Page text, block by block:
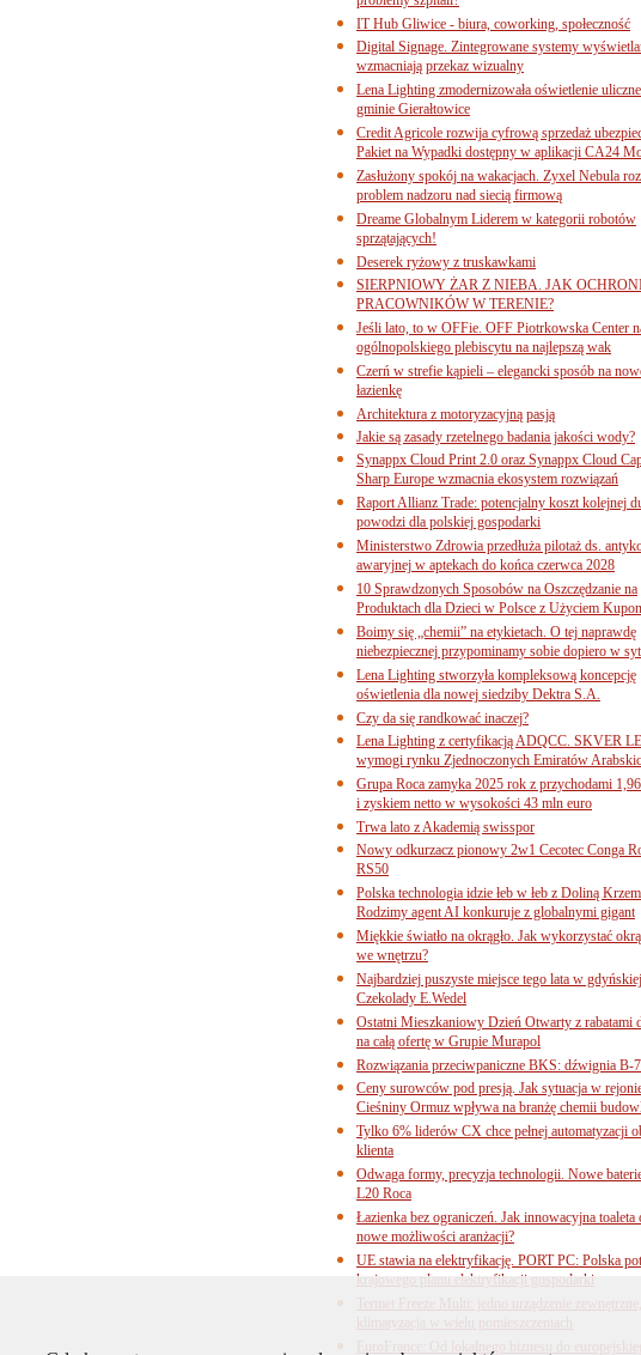
IT Hub Gliwice - biura, coworking, społeczność
Digital Signage. Zintegrowane systemy
wzmacniają przekaz wizualny
Lena Lighting zmodernizowała oświetlenie
gminie Gierałtowice
Credit Agricole rozwija cyfrową sprzedaż
Pakiet na Wypadki dostępny w aplikacji CA24
Zasłużony spokój na wakacjach. Zyxel Nebula
problem nadzoru nad siecią firmową
Dreame Globalnym Liderem w kategorii robotów
sprzątających!
Deserek ryżowy z truskawkami
SIERPNIOWY ŻAR Z NIEBA. JAK
PRACOWNIKÓW W TERENIE?
Jeśli lato, to w OFFie. OFF Piotrkowska Center
ogólnopolskiego plebiscytu na najlepszą wak
Czerń w strefie kąpieli – elegancki sposób na
łazienkę
Architektura z motoryzacyjną pasją
Jakie są zasady rzetelnego badania jakości wody?
Synappx Cloud Print 2.0 oraz Synappx Cloud
Sharp Europe wzmacnia ekosystem rozwiązań
Raport Allianz Trade: potencjalny koszt kolejnej
powodzi dla polskiej gospodarki
Ministerstwo Zdrowia przedłuża pilotaż ds.
awaryjnej w aptekach do końca czerwca 2028
10 Sprawdzonych Sposobów na Oszczędzanie na
Produktach dla Dzieci w Polsce z Użyciem
Boimy się „chemii” na etykietach. O tej naprawdę
niebezpiecznej przypominamy sobie dopiero w
Lena Lighting stworzyła kompleksową koncepcję
oświetlenia dla nowej siedziby Dektra S.A.
Czy da się randkować inaczej?
Lena Lighting z certyfikacją ADQCC. SKVER
wymogi rynku Zjednoczonych Emiratów
Grupa Roca zamyka 2025 rok z przychodami
i zyskiem netto w wysokości 43 mln euro
Trwa lato z Akademią swisspor
Nowy odkurzacz pionowy 2w1 Cecotec Conga
RS50
Polska technologia idzie łeb w łeb z Doliną
Rodzimy agent AI konkuruje z globalnymi gigant
Miękkie światło na okrągło. Jak wykorzystać
we wnętrzu?
Najbardziej puszyste miejsce tego lata w
Czekolady E.Wedel
Ostatni Mieszkaniowy Dzień Otwarty z rabatami
na całą ofertę w Grupie Murapol
Rozwiązania przeciwpaniczne BKS: dźwignia B-
Ceny surowców pod presją. Jak sytuacja w
Cieśniny Ormuz wpływa na branżę chemii
Tylko 6% liderów CX chce pełnej automatyzacji
klienta
Odwaga formy, precyzja technologii. Nowe
L20 Roca
Łazienka bez ograniczeń. Jak innowacyjna toaleta
nowe możliwości aranżacji?
UE stawia na elektryfikację. PORT PC: Polska
krajowego planu elektryfikacji gospodarki
Termet Freeze Multi: jedno urządzenie zewnętrzne,
klimatyzacja w wielu pomieszczeniach
EuroFrance: Od lokalnego biznesu do